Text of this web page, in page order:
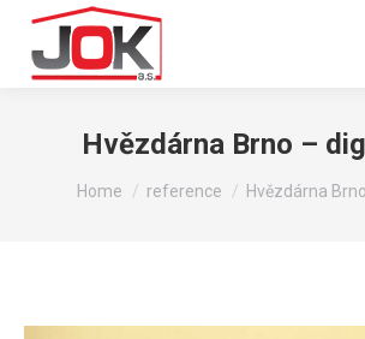
Hvězdárna Brno –
You are here:
Home reference Hvězdárna